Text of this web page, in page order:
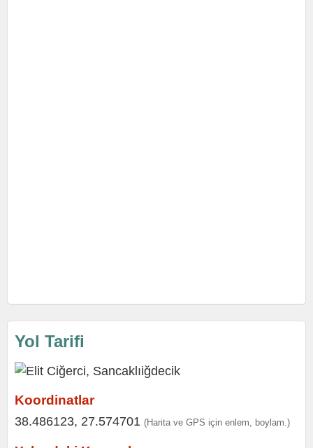
Yol Tarifi
Koordinatlar
38.486123, 27.574701 (Harita ve GPS için enlem, boylam.)